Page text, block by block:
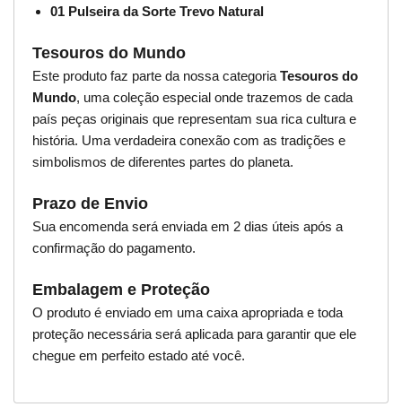
01 Pulseira da Sorte Trevo Natural
Tesouros do Mundo
Este produto faz parte da nossa categoriaTesouros do
Mundo, uma coleção especial onde trazemos de cada
país peças originais que representam sua rica cultura e
história. Uma verdadeira conexão com as tradições e
simbolismos de diferentes partes do planeta.
Prazo de Envio
Sua encomenda será enviada em 2 dias úteis após a
confirmação do pagamento.
Embalagem e Proteção
O produto é enviado em uma caixa apropriada e toda
proteção necessária será aplicada para garantir que ele
chegue em perfeito estado até você.